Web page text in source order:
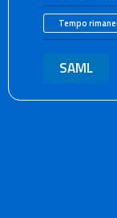
Tempo
SAML